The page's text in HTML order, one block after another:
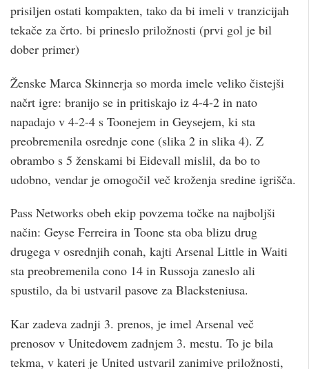
prisiljen ostati kompakten, tako da bi imeli v tranzicijah
tekače za črto. bi prineslo priložnosti (prvi gol je bil
dober primer)
Ženske Marca Skinnerja so morda imele veliko čistejši
načrt igre: branijo se in pritiskajo iz 4-4-2 in nato
napadajo v 4-2-4 s Toonejem in Geysejem, ki sta
preobremenila osrednje cone (slika 2 in slika 4). Z
obrambo s 5 ženskami bi Eidevall mislil, da bo to
udobno, vendar je omogočil več kroženja sredine igrišča.
Pass Networks obeh ekip povzema točke na najboljši
način: Geyse Ferreira in Toone sta oba blizu drug
drugega v osrednjih conah, kajti Arsenal Little in Waiti
sta preobremenila cono 14 in Russoja zaneslo ali
spustilo, da bi ustvaril pasove za Blacksteniusa.
Kar zadeva zadnji 3. prenos, je imel Arsenal več
prenosov v Unitedovem zadnjem 3. mestu. To je bila
tekma, v kateri je United ustvaril zanimive priložnosti,